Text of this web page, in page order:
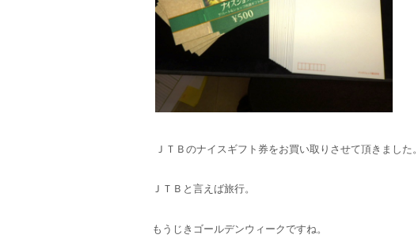
ＪＴＢのナイスギフト券をお買い取りさせて頂きました。
ＪＴＢと言えば旅行。
もうじきゴールデンウィークですね。